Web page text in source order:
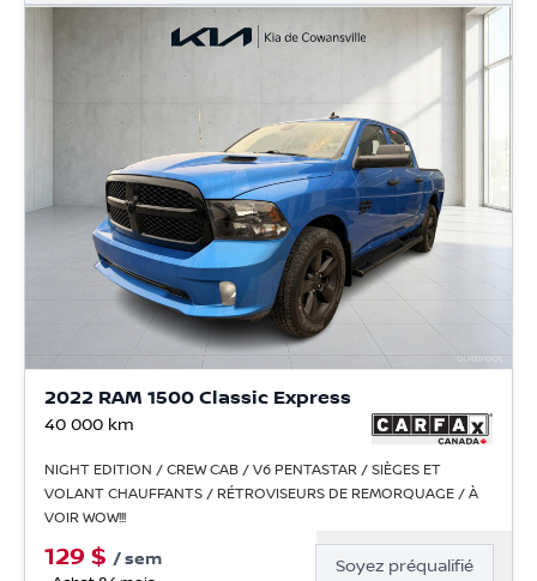
2022 RAM 1500 Classic Express
40 000 km
NIGHT EDITION / CREW CAB / V6 PENTASTAR / SIÈGES ET
VOLANT CHAUFFANTS / RÉTROVISEURS DE REMORQUAGE / À
VOIR WOW!!!
129 $ /sem Soyez préqualifié